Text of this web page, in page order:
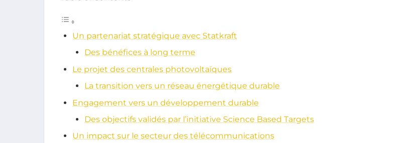
Un partenariat stratégique avec Statkraft
Des bénéfices à long terme
Le projet des centrales photovoltaïques
La transition vers un réseau énergétique durable
Engagement vers un développement durable
Des objectifs validés par l’initiative Science Based Targets
Un impact sur le secteur des télécommunications